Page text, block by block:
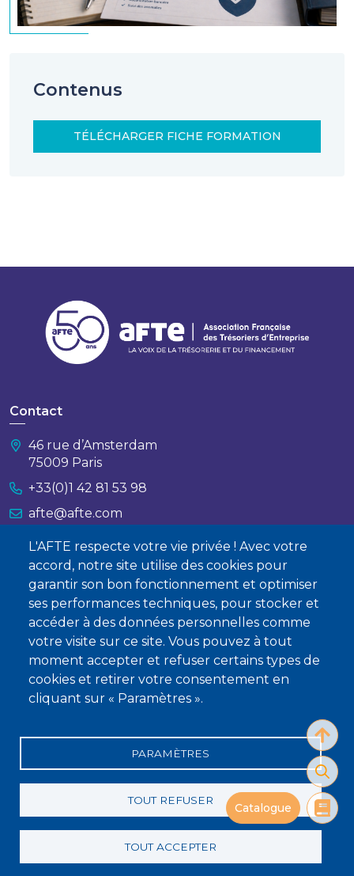
L'AFTE respecte votre vie privée ! Avec votre
accord, notre site utilise des cookies pour
garantir son bon fonctionnement et optimiser
ses performances techniques, pour stocker et
accéder à des données personnelles comme
votre visite sur ce site. Vous pouvez à tout
moment accepter et refuser certains types de
cookies et retirer votre consentement en
cliquant sur « Paramètres ».
PARAMÈTRES
TOUT REFUSER
TOUT ACCEPTER
Contenus
TÉLÉCHARGER FICHE FORMATION
Catalogue
Contact
46 rue d’Amsterdam
75009 Paris
+33(0)1 42 81 53 98
afte@afte.com
Nous contacter
À propos
Qui sommes-nous ?
Devenir membre
Mentions légales
Conditions générales de vente
Charte éthique